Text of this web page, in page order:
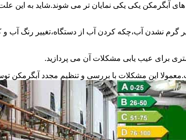
آبگرمکن یکی یکی نمایان تر می شوند.شاید به این
نشدن آب،چکه کردن آب از دستگاه،تغییر رنگ آب
برای عیب یابی مشکلات آن می پردازید.
این مشکلات با بررسی و تنظیم مجدد آبگرمکن